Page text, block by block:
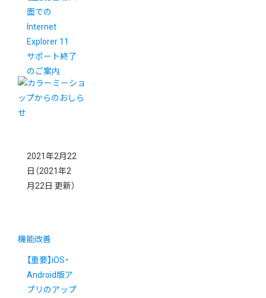
面での
Internet
Explorer 11
サポート終了
のご案内
2021年2月22
日 （2021年2
月22日 更新）
機能改善
【重要】iOS・
Android版ア
プリのアップ